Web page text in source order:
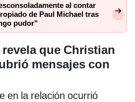
al contar
de Paul Michael tras
pudor"
que Christian
mensajes con
en la relación ocurrió